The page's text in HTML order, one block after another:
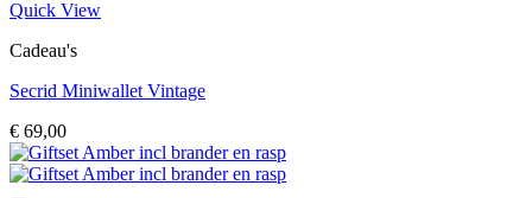
Dit
heeft
variaties.
optie
kan
gekozen
Quick View
Cadeau's
Secrid Miniwallet Vintage
€ 69,00